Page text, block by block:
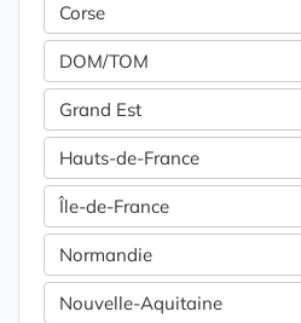
Corse
DOM/TOM
Grand Est
Hauts-de-France
Île-de-France
Normandie
Nouvelle-Aquitaine